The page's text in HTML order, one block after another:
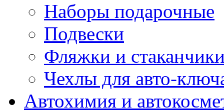
Наборы подарочные
Подвески
Фляжки и
Чехлы для авто-
Автохимия и